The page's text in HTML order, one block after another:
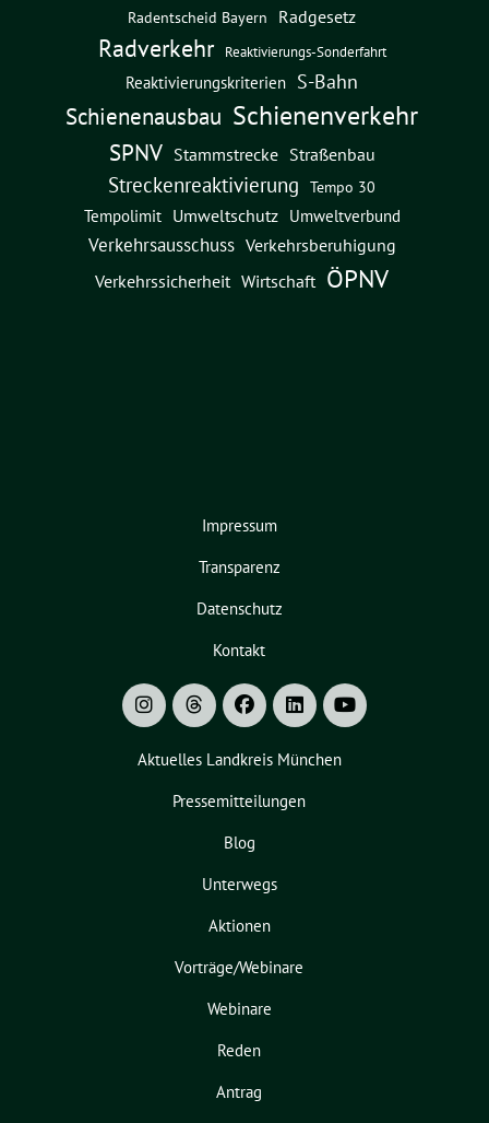
Radentscheid Bayern Radgesetz
Radverkehr Reaktivierungs-Sonderfahrt
Reaktivierungskriterien S-Bahn
Schienenausbau Schienenverkehr
SPNV Stammstrecke Straßenbau
Streckenreaktivierung Tempo 30
Tempolimit Umweltschutz Umweltverbund
Verkehrsausschuss Verkehrsberuhigung
Verkehrssicherheit Wirtschaft ÖPNV
Impressum
Transparenz
Datenschutz
Kontakt
Aktuelles Landkreis München
Pressemitteilungen
Blog
Unterwegs
Aktionen
Vorträge/Webinare
Webinare
Reden
Antrag